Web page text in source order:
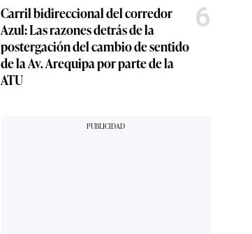
Carril bidireccional del corredor
Azul: Las razones detrás de la
postergación del cambio de sentido
de la Av. Arequipa por parte de la
ATU
6